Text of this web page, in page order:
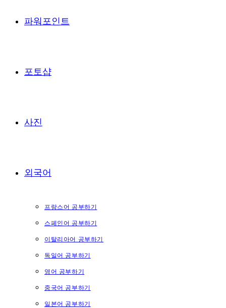
파워포인트
포토샵
사진
외국어
프랑스어 공부하기
스페인어 공부하기
이탈리아어 공부하기
독일어 공부하기
영어 공부하기
중국어 공부하기
일본어 공부하기